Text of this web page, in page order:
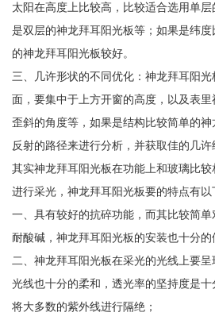
太阳在高度上比较高，比较适合选用单
是双层的神龙拜耳阳光板等；如果是纬
的神龙拜耳阳光板较好。
三、几许形状的不同优化：神龙拜耳阳
面，要集中于上方开窗的高度，以及表
歪斜的角度等，如果是结构比较简单的
反射的路径来进行分析，并获取佳的几许
其实神龙拜耳阳光板在功能上和玻璃比
进行采光，神龙拜耳阳光板要的特点有以
一、具有较好的抗碎功能，而其比较简
耐酸碱，神龙拜耳阳光板的安装也十分的
二、神龙拜耳阳光板在采光的光线上要
光线也十分的柔和，透光率的坚持度是
将大多数的紫外线进行隔绝；